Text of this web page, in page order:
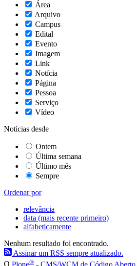
Área
Arquivo
Campus
Edital
Evento
Imagem
Link
Notícia
Página
Pessoa
Serviço
Vídeo
Notícias desde
Ontem
Última semana
Último mês
Sempre
Ordenar por
relevância
data (mais recente primeiro)
alfabeticamente
Nenhum resultado foi encontrado.
Assinar um RSS sempre atualizado.
O Plone® - CMS/WCM de Código Aberto